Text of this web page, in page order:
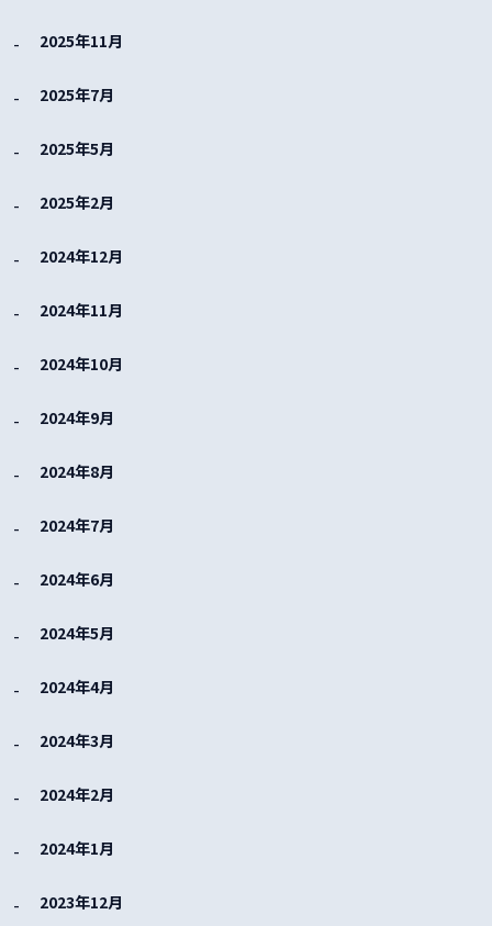
2025年11月
2025年7月
2025年5月
2025年2月
2024年12月
2024年11月
2024年10月
2024年9月
2024年8月
2024年7月
2024年6月
2024年5月
2024年4月
2024年3月
2024年2月
2024年1月
2023年12月